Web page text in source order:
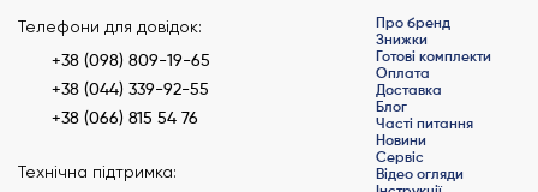
Телефони для довідок:
+38 (098) 809-19-65
+38 (044) 339-92-55
+38 (066) 815 54 76
Технічна підтримка:
Про бренд
Знижки
Готові комплекти
Оплата
Доставка
Блог
Часті питання
Новини
Сервіс
Відео огляди